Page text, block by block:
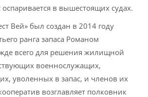
оспаривается в вышестоящих судах.
Вей» был создан в 2014 году
ранга запаса Романом
всего для решения жилищной
военнослужащих,
уволенных в запас, и членов их
возглавляет полковник